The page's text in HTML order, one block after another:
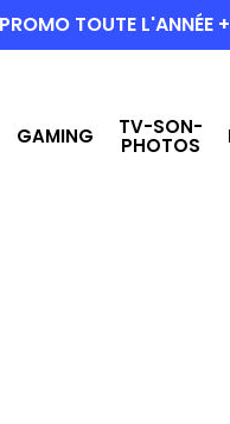
PROMO TOUTE L'ANNÉE
GAMING TV-SON-
PHOTOS